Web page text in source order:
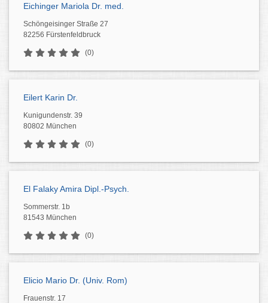
Eichinger Mariola Dr. med.
Schöngeisinger Straße 27
82256 Fürstenfeldbruck
(0)
Eilert Karin Dr.
Kunigundenstr. 39
80802 München
(0)
El Falaky Amira Dipl.-Psych.
Sommerstr. 1b
81543 München
(0)
Elicio Mario Dr. (Univ. Rom)
Frauenstr. 17